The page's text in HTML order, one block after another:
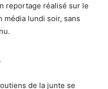
reportage réalisé sur le
média lundi soir, sans
de la junte se